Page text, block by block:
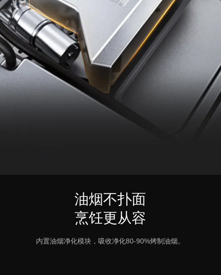
油烟不扑面
烹饪更从容
内置油烟净化模块，吸收净化80-90%烤制油烟。